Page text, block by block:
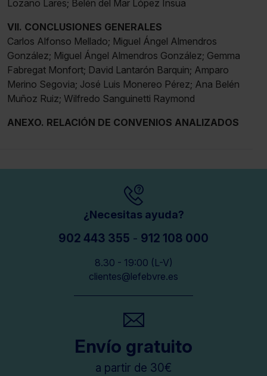
Lozano Lares; Belén del Mar López Insua
VII. CONCLUSIONES GENERALES
Carlos Alfonso Mellado; Miguel Ángel Almendros
González; Miguel Ángel Almendros González; Gemma
Fabregat Monfort; David Lantarón Barquin; Amparo
Merino Segovia; José Luis Monereo Pérez; Ana Belén
Muñoz Ruiz; Wilfredo Sanguinetti Raymond
ANEXO. RELACIÓN DE CONVENIOS ANALIZADOS
¿Necesitas ayuda?
902 443 355 - 912 108 000
8.30 - 19:00 (L-V)
clientes@lefebvre.es
Envío gratuito
a partir de 30€